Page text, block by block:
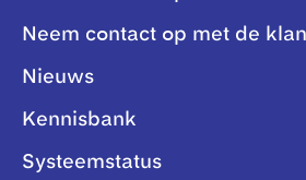
Neem contact op met de
Nieuws
Kennisbank
Systeemstatus